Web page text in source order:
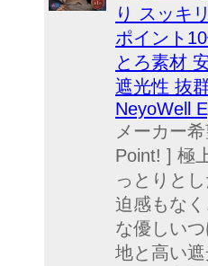
り スッキ
ポイント
とろ素材
遮光性 抜
NeyoWell
メーカー
Point! ] 極
っとりと
迫感もな
な優しい
地と高い